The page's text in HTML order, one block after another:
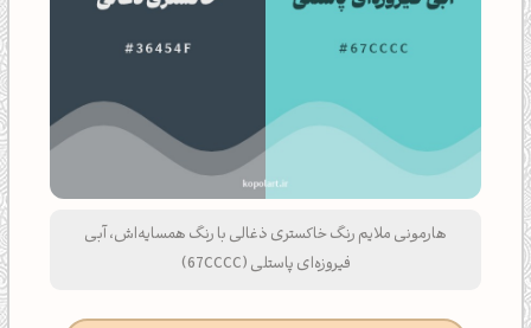
هارمونی ملایم رنگ خاکستری ذغالی با رنگ همسایه‌اش، آبی
فیروزه‌ای پاستلی (67CCCC)